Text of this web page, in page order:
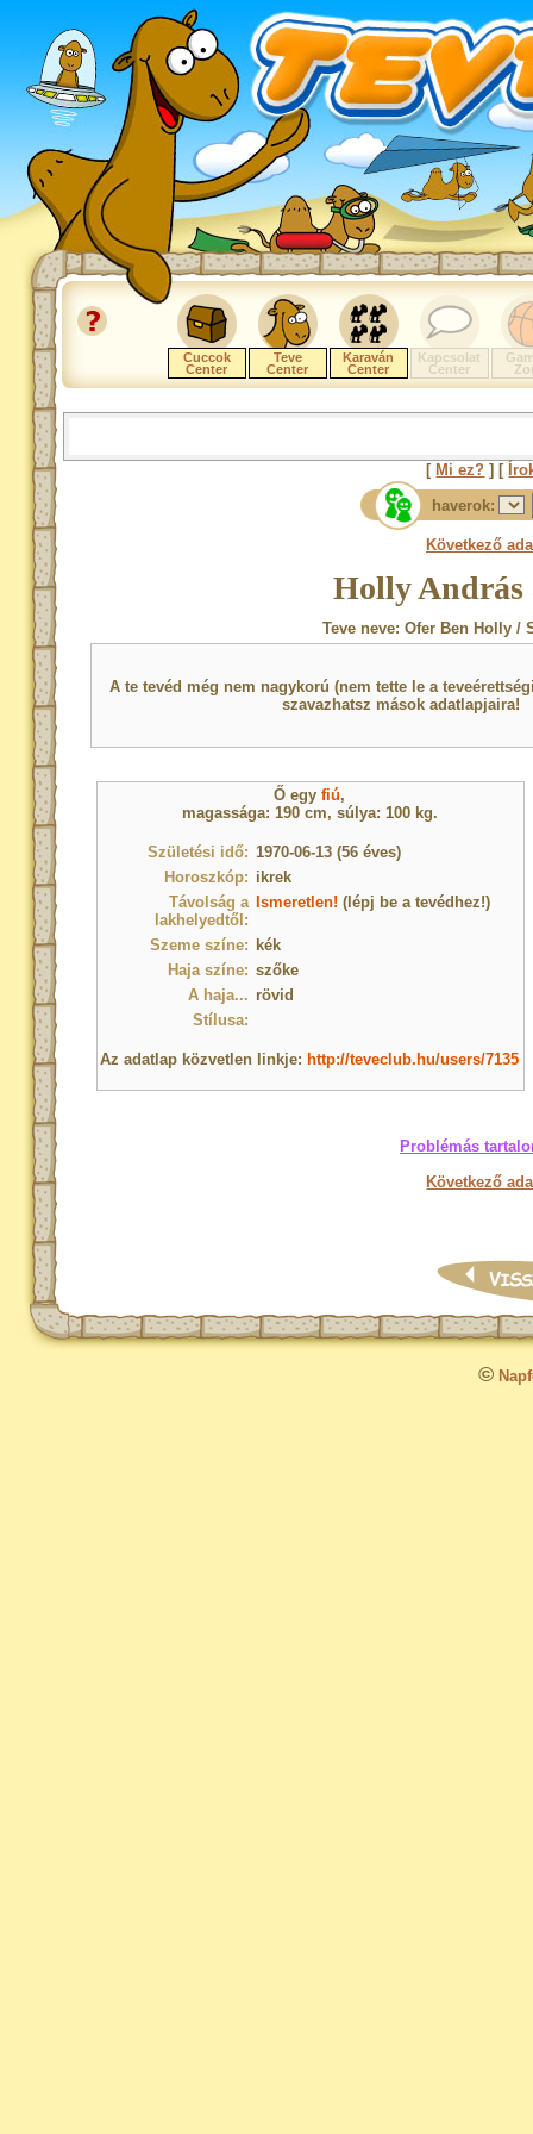
Cuccok
Center
Teve
Center
Karaván
Center
Kapcsolat
Center
[ Mi ez? ] [
haverok:
Következő
Holly András
Teve neve: Ofer Ben Holly /
A te tevéd még nem nagykorú (nem tette le a
szavazhatsz mások adatlapjaira!
Ő egyfiú,
magassága: 190 cm, súlya: 100 kg.
Születési idő: 1970-06-13 (56 éves)
Horoszkóp: ikrek
Távolság a
lakhelyedtől:
Ismeretlen! (lépj be a tevédhez!)
Szeme színe: kék
Haja színe: szőke
A haja... rövid
Stílusa:
Az adatlap közvetlen linkje: http://teveclub.hu/users/7135
Problémás
Következő
©